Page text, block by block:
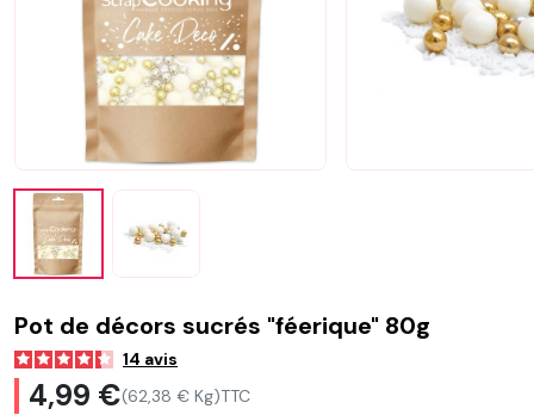
Pot de décors sucrés "féerique" 80g
14 avis
4,99 €(62,38 € Kg)TTC